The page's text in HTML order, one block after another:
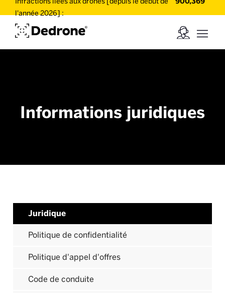
l'année 2026] :
Informations juridiques
Juridique
Politique de confidentialité
Politique d'appel d'offres
Code de conduite